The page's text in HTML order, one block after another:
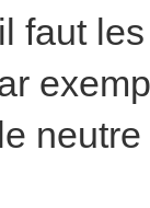
faut
neutre